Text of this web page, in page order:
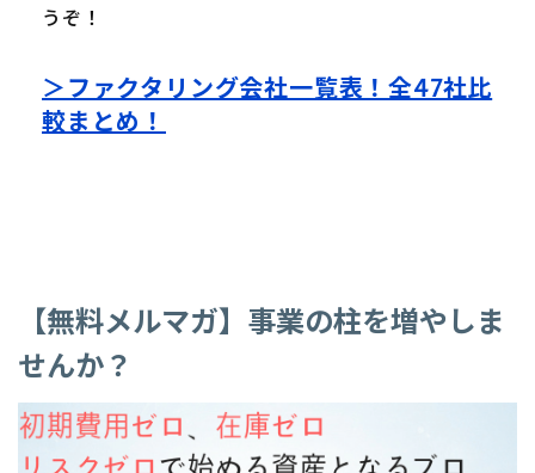
うぞ！
＞ファクタリング会社一覧表！全47社比
較まとめ！
【無料メルマガ】事業の柱を増やしま
せんか？